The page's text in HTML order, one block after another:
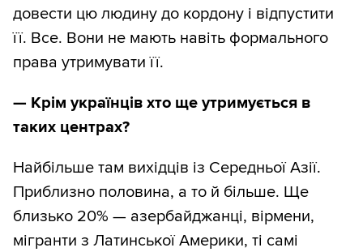
довести цю людину до кордону і відпустити
її. Все. Вони не мають навіть формального
права утримувати її.
— Крім українців хто ще утримується в
таких центрах?
Найбільше там вихідців із Середньої Азії.
Приблизно половина, а то й більше. Ще
близько 20% — азербайджанці, вірмени,
мігранти з Латинської Америки, ті самі